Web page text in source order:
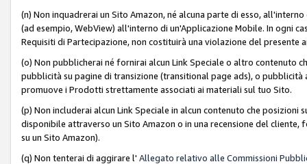
(n) Non inquadrerai un Sito Amazon, né alcuna parte di esso,
(ad esempio, WebView) all'interno di un'Applicazione Mobile. In ogni
Requisiti di Partecipazione, non costituirà una violazione del presente
(o) Non pubblicherai né fornirai alcun Link Speciale o altro contenuto
pubblicità su pagine di transizione (transitional page ads), o
promuove i Prodotti strettamente associati ai materiali sul tuo Sito.
(p) Non includerai alcun Link Speciale in alcun contenuto che
disponibile attraverso un Sito Amazon o in una recensione del
su un Sito Amazon).
(q) Non tenterai di aggirare l' Allegato relativo alle Commissioni